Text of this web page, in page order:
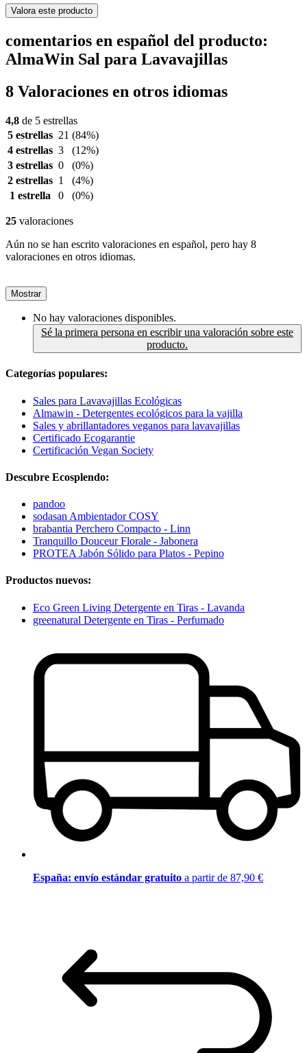
Valora este producto
comentarios en español del producto:
AlmaWin Sal para Lavavajillas
8 Valoraciones en otros idiomas
4,8 de 5 estrellas
5 estrellas 21 (84%)
4 estrellas 3
(12%)
3 estrellas 0
(0%)
2 estrellas 1
(4%)
1 estrella
0 (0%)
25 valoraciones
Aún no se han escrito valoraciones en español, pero hay 8
valoraciones en otros idiomas.
Mostrar
No hay valoraciones disponibles.
Sé la primera persona en escribir una valoración sobre este
producto.
Categorías populares:
Sales para Lavavajillas Ecológicas
Almawin - Detergentes ecológicos para la vajilla
Sales y abrillantadores veganos para lavavajillas
Certificado Ecogarantie
Certificación Vegan Society
Descubre Ecosplendo:
pandoo
sodasan Ambientador COSY
brabantia Perchero Compacto - Linn
Tranquillo Douceur Florale - Jabonera
PROTEA Jabón Sólido para Platos - Pepino
Productos nuevos:
Eco Green Living Detergente en Tiras - Lavanda
greenatural Detergente en Tiras - Perfumado
España: envío estándar gratuito a partir de 87,90 €